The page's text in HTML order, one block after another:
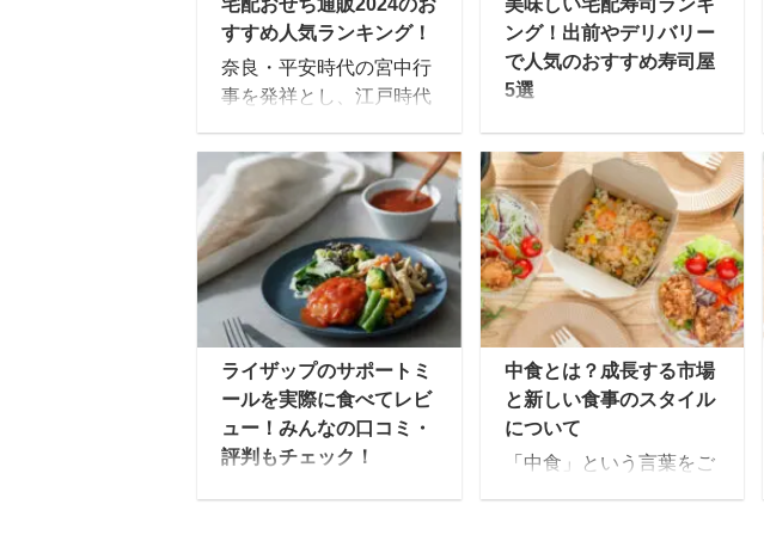
宅配おせち通販2024のお
すすめ人気ランキング！
奈良・平安時代の宮中行
事を発祥とし、江戸時代
たとされる「おせち」。
時代を経た今でも、お正
月には欠かせないものと
なっていますよね。 昔は
手作りの生おせちが主流
でしたが、最近ではイン
ターネットで簡単に注文
でき、外出することなく
自宅で受け取れるという
手軽さから、冷凍の「宅
配おせち」が人気を集め
ています。 ゆいこ冷凍の
「宅配おせち」は、冷蔵
美味しい宅配寿司ランキ
ング！出前やデリバリー
で人気のおすすめ寿司屋
5選
司」は、今や日本人のみ
ならず世界中の人に愛さ
れる食べ物となっていま
す。 また外国人に人気の
寿司ネタとしては、日本
人も大好きなサーモンや
マグロといったところの
他に、エビ、ホタテなど
が人気なようです。 そん
なお寿司ですが、コロナ
の影響で自宅で食事をす
る人が増えており、宅配
寿司も非常に需要が増え
ライザップのサポートミ
ールを実際に食べてレビ
ュー！みんなの口コミ・
評判もチェック！
中食とは？成長する市場
と新しい食事のスタイル
について
「中食」という言葉をご